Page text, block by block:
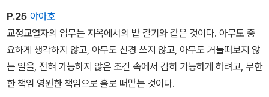
럼 또 이런저런 감상문을 남기면서, 학생 때 그렇게도 떨쳐 내기 어려
웠던 질문들을 다시 생각하지 않을 수 없다. 왜 쓰는가? 왜 읽는가?
도대체 무엇이 우리를 읽고 쓰게 하나?
— 「독서, 모임」
이다. 어디서 누가 제대로 가르쳐준 적 없는 미덕, 몸통 박치기로 익히
는 수밖에 없는 미덕, 도저히 간단치가 않은, 그러나 반드시 필요한,
특히 읽고 쓰기를 이제 필연으로 맞이한 우리에게…… 그 미덕은 ‘사
람을 사용하기’와 관련 있는 미덕이다. 자신을, 또는 타인을. 그런 면
에서 내 생각에, 공개된 일기는 현시대의 최고로 문제적인/지배적인
P.25 야아호
교정교열자의 업무는 지옥에서의 밭 갈기와 같은 것이다. 아무도 중
요하게 생각하지 않고, 아무도 신경 쓰지 않고, 아무도 거들떠보지 않
는 일을, 전혀 가능하지 않은 조건 속에서 감히 가능하게 하려고, 무한
한 책임 영원한 책임으로 홀로 떠맡는 것이다.